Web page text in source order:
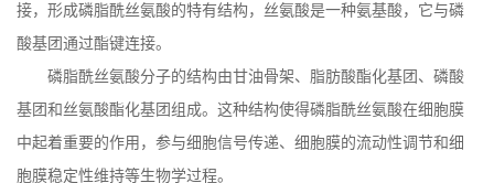
接，形成磷脂酰丝氨酸的特有结构，丝氨酸是一种氨基酸，它与磷
酸基团通过酯键连接。
磷脂酰丝氨酸分子的结构由甘油骨架、脂肪酸酯化基团、磷酸
基团和丝氨酸酯化基团组成。这种结构使得磷脂酰丝氨酸在细胞膜
中起着重要的作用，参与细胞信号传递、细胞膜的流动性调节和细
胞膜稳定性维持等生物学过程。